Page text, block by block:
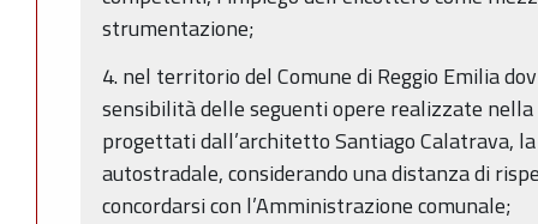
strumentazione;
4. nel territorio del Comune di Reggio Emilia
sensibilità delle seguenti opere realizzate
progettati dall’architetto Santiago Calatrava,
autostradale, considerando una distanza di
concordarsi con l’Amministrazione comunale;